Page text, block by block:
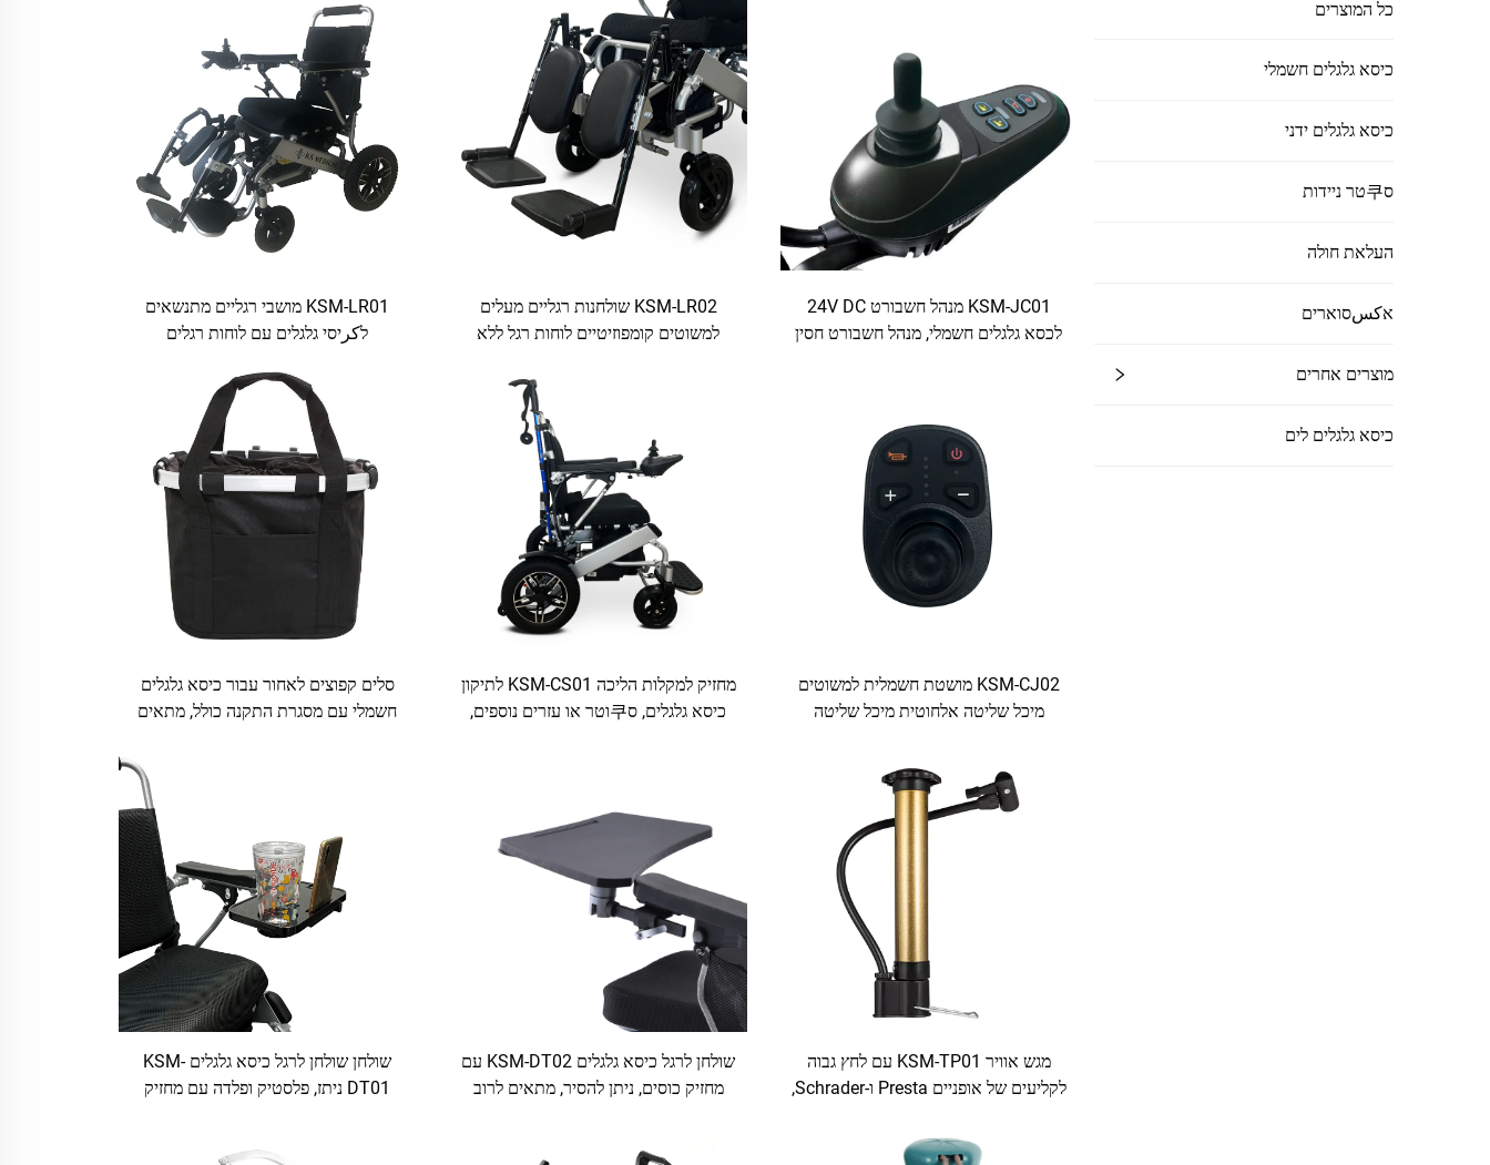
כל המוצרים
כיסא גלגלים חשמלי
כיסא גלגלים ידני
ס쿠טר ניידות
העלאת חולה
אكسסוארים
מוצרים אחרים
כיסא גלגלים לים
KSM-JC01 מנהל חשבורט 24V DC
לכסא גלגלים חשמלי, מנהל חשבורט חסין
KSM-LR02 שולחנות רגליים מעלים
למשוטים קומפוזיטיים לוחות רגל ללא
חשמליים מתנדנדות ותואמות
KSM-LR01 מושבי רגליים מתנשאים
לكرיסי גלגלים עם לוחות רגלים
עבור קריסי גלגלים חשמליים
KSM-CJ02 מושטת חשמלית למשוטים
מיכל שליטה אלחוטית מיכל שליטה
מחזיק למקלות הליכה KSM-CS01 לתיקון
כיסא גלגלים, ס쿠וטר או עזרים נוספים,
סלים קפוצים לאחור עבור כיסא גלגלים
חשמלי עם מסגרת התקנה כולל, מתאים
מגש אוויר KSM-TP01 עם לחץ גבוה
לקליעים של אופניים Presta ו-Schrader,
שולחן לרגל כיסא גלגלים KSM-DT02 עם
מחזיק כוסים, ניתן להסיר, מתאים לרוב
שולחן שולחן לרגל כיסא גלגלים KSM-
DT01 ניתז, פלסטיק ופלדה עם מחזיק